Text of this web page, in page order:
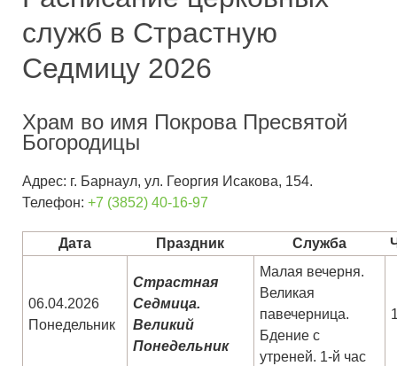
служб в Страстную
Седмицу 2026
Храм во имя Покрова Пресвятой
Богородицы
Адрес: г. Барнаул, ул. Георгия Исакова, 154.
Телефон: +7 (3852) 40-16-97
Дата Праздник Служба
06.04.2026
Понедельник
Страстная
Седмица.
Великий
Понедельник
Малая вечерня.
Великая
павечерница.
Бдение с
утреней. 1-й час